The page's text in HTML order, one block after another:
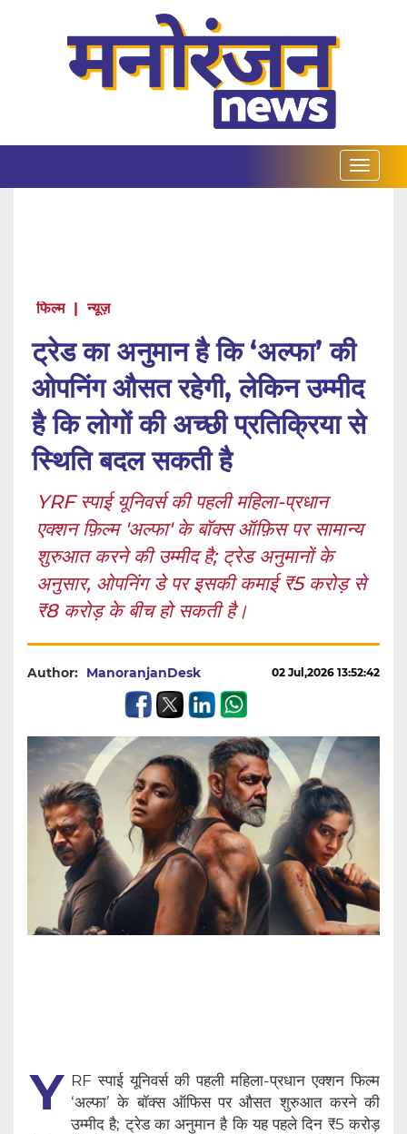
फिल्म | न्यूज़
ट्रेड का अनुमान है कि ‘अल्फा’ की
ओपनिंग औसत रहेगी, लेकिन उम्मीद
है कि लोगों की अच्छी प्रतिक्रिया से
स्थिति बदल सकती है
YRF स्पाई यूनिवर्स की पहली महिला-प्रधान
एक्शन फ़िल्म 'अल्फा' के बॉक्स ऑफ़िस पर सामान्य
शुरुआत करने की उम्मीद है; ट्रेड अनुमानों के
अनुसार, ओपनिंग डे पर इसकी कमाई ₹5 करोड़ से
₹8 करोड़ के बीच हो सकती है।
Author: ManoranjanDesk 02 Jul,2026 13:52:42
Y RF स्पाई यूनिवर्स की पहली महिला-प्रधान एक्शन फिल्म
‘अल्फा’ के बॉक्स ऑफिस पर औसत शुरुआत करने की
उम्मीद है; ट्रेड का अनुमान है कि यह पहले दिन ₹5 करोड़